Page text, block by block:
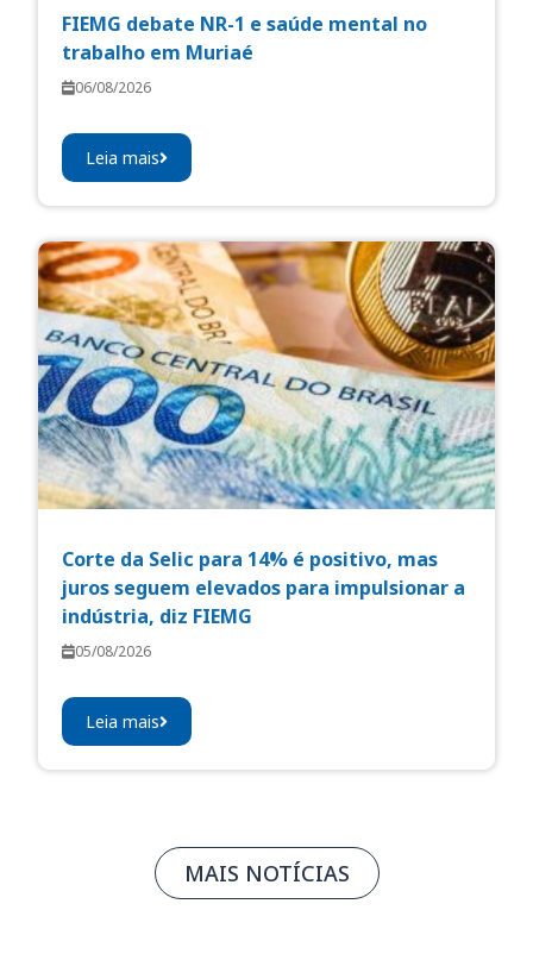
FIEMG debate NR-1 e saúde mental no
trabalho em Muriaé
06/08/2026
Leia mais
Corte da Selic para 14% é positivo, mas
juros seguem elevados para impulsionar a
indústria, diz FIEMG
05/08/2026
Leia mais
MAIS NOTÍCIAS